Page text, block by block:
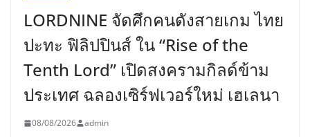
LORDNINE จัดศึกคนดังสายเกม ไทย
ปะทะ ฟิลิปปินส์ ใน “Rise of the
Tenth Lord” เปิดสงครามกิลด์ข้าม
ประเทศ ฉลองเซิร์ฟเวอร์ใหม่ เฮเลนา
08/08/2026 admin